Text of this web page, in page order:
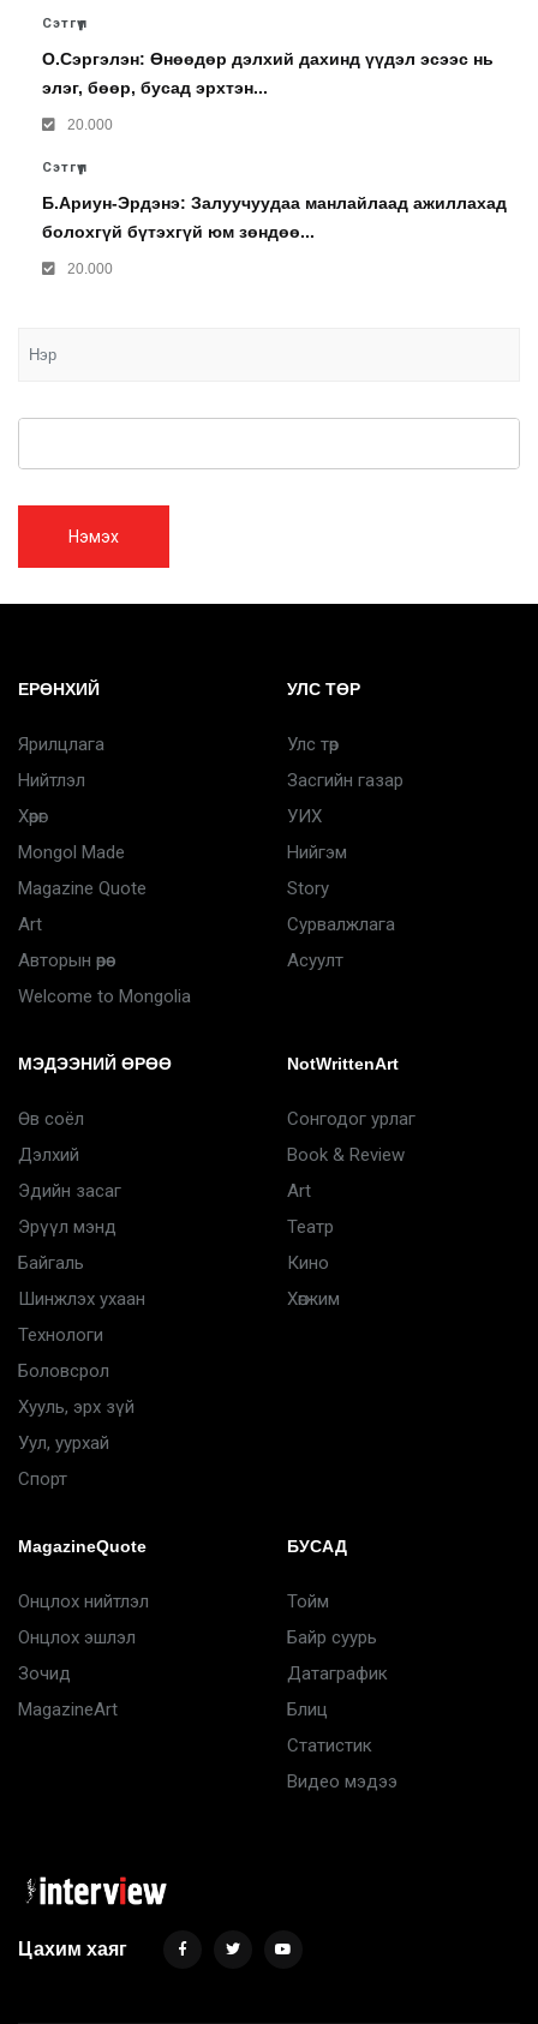
Сэтгүүл
О.Сэргэлэн: Өнөөдөр дэлхий дахинд үүдэл эсээс нь
элэг, бөөр, бусад эрхтэн...
20.000
Сэтгүүл
Б.Ариун-Эрдэнэ: Залуучуудаа манлайлаад ажиллахад
болохгүй бүтэхгүй юм зөндөө...
20.000
Нэмэх
ЕРӨНХИЙ
Ярилцлага
Нийтлэл
Хөрөг
Mongol Made
Magazine Quote
Art
Авторын өрөө
Welcome to Mongolia
УЛС ТӨР
Улс төр
Засгийн газар
УИХ
Нийгэм
Story
Сурвалжлага
Асуулт
МЭДЭЭНИЙ ӨРӨӨ
Өв соёл
Дэлхий
Эдийн засаг
Эрүүл мэнд
Байгаль
Шинжлэх ухаан
Технологи
Боловсрол
Хууль, эрх зүй
Уул, уурхай
Спорт
NotWrittenArt
Сонгодог урлаг
Book & Review
Art
Театр
Кино
Хөгжим
MagazineQuote
Онцлох нийтлэл
Онцлох эшлэл
Зочид
MagazineArt
БУСАД
Тойм
Байр суурь
Датаграфик
Блиц
Статистик
Видео мэдээ
Цахим хаяг